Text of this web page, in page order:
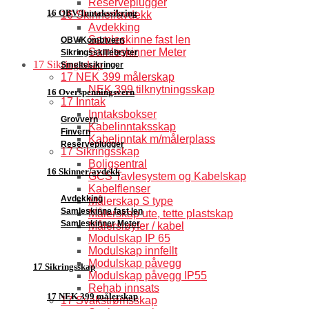
16 OBV/Inntakssikring
OBV/Kombivern
Sikringsskillebryter
Smeltesikringer
16 Overspenningsvern
Grovvern
Finvern
Reserveplugger
16 Skinner/avdekk
Avdekking
Samleskinne fast len
Samleskinner Meter
17 Sikringsskap
17 NEK 399 målerskap
Reserveplugger
16 Skinner/avdekk
Avdekking
Samleskinne fast len
Samleskinner Meter
17 Sikringsskap
17 NEK 399 målerskap
NEK 399 tilknytningsskap
17 Inntak
Inntaksbokser
Kabelinntaksskap
Kabelinntak m/målerplass
17 Sikringsskap
Boligsentral
GCS Tavlesystem og Kabelskap
Kabelflenser
Målerskap S type
Målerskap ute, tette plastskap
Målersløyfer / kabel
Modulskap IP 65
Modulskap innfellt
Modulskap påvegg
Modulskap påvegg IP55
Rehab innsats
17 Svakstrømsskap